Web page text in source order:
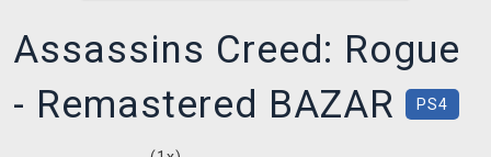
Assassins Creed: Rogue
- Remastered BAZAR
PS4